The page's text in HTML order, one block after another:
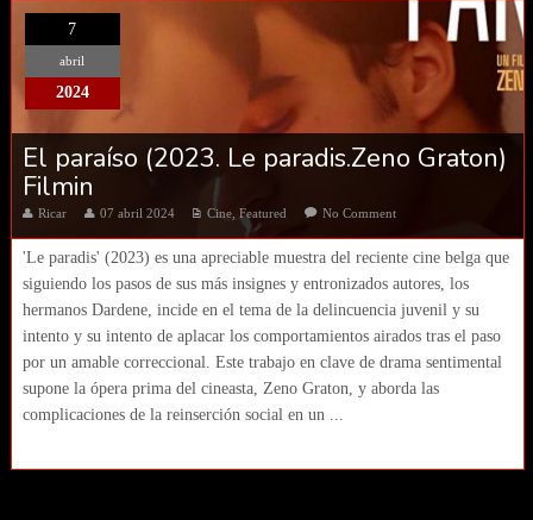
7
abril
2024
El paraíso (2023. Le paradis.Zeno Graton)
Filmin
Ricar 07 abril 2024 Cine, Featured No Comment
'Le paradis' (2023) es una apreciable muestra del reciente cine belga que
siguiendo los pasos de sus más insignes y entronizados autores, los
hermanos Dardene, incide en el tema de la delincuencia juvenil y su
intento y su intento de aplacar los comportamientos airados tras el paso
por un amable correccional. Este trabajo en clave de drama sentimental
supone la ópera prima del cineasta, Zeno Graton, y aborda las
complicaciones de la reinserción social en un ...